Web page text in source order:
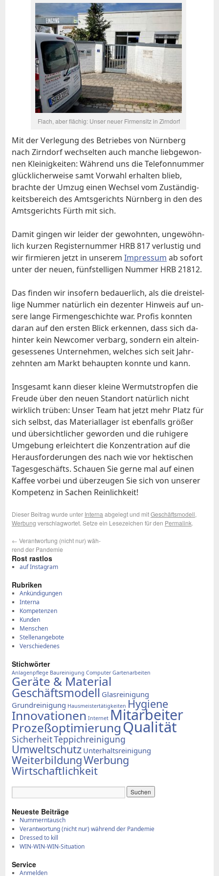
Flach, aber flä­chig: Un­ser neu­er Fir­men­sitz in Zirn­dorf
Mit der Ver­le­gung des Be­trie­bes von Nürn­berg
nach Zirn­dorf wech­sel­ten auch man­che lieb­ge­won­
nen Klei­nig­kei­ten: Wäh­rend uns die Te­le­fon­num­mer
glück­li­cher­wei­se samt Vor­wahl er­hal­ten blieb,
brach­te der Um­zug ei­nen Wech­sel vom Zu­stän­dig­
keits­be­reich des Amts­ge­richts Nürn­berg in den des
Amts­ge­richts Fürth mit sich.
Da­mit gin­gen wir lei­der der ge­wohn­ten, un­ge­wöhn­
lich kur­zen Re­gi­ster­num­mer HRB 817 ver­lu­stig und
wir fir­mie­ren jetzt in un­se­rem Im­pres­sum ab so­fort
un­ter der neu­en, fünf­stel­li­gen Num­mer HRB 21812.
Das fin­den wir in­so­fern be­dau­er­lich, als die drei­stel­
li­ge Num­mer na­tür­lich ein de­zen­ter Hin­weis auf un­
se­re lan­ge Fir­men­ge­schich­te war. Pro­fis konn­ten
dar­an auf den er­sten Blick er­ken­nen, dass sich da­
hin­ter kein New­co­mer ver­barg, son­dern ein alt­ein­
ge­ses­se­nes Un­ter­neh­men, wel­ches sich seit Jahr­
zehn­ten am Markt be­haup­ten konn­te und kann.
Ins­ge­samt kann die­ser klei­ne Wer­muts­trop­fen die
Freu­de über den neu­en Stand­ort na­tür­lich nicht
wirk­lich trü­ben: Un­ser Team hat jetzt mehr Platz für
sich selbst, das Ma­te­ri­al­la­ger ist eben­falls grö­ßer
und über­sicht­li­cher ge­wor­den und die ru­hi­ge­re
Um­ge­bung er­leich­tert die Kon­zen­tra­ti­on auf die
Her­aus­for­de­run­gen des nach wie vor hek­ti­schen
Ta­ges­ge­schäfts. Schau­en Sie ger­ne mal auf ei­nen
Kaf­fee vor­bei und über­zeu­gen Sie sich von un­se­rer
Kom­pe­tenz in Sa­chen Rein­lich­keit!
Dieser Beitrag wurde unter Interna abgelegt und mitGeschäftsmodell,
Werbung verschlagwortet. Setze ein Lesezeichen für den Permalink.
← Ver­ant­wor­tung (nicht nur) wäh­
rend der Pan­de­mie
Rost rast­los
auf Instagram
Ru­bri­ken
Ankündigungen
Interna
Kompetenzen
Kunden
Menschen
Stellenangebote
Verschiedenes
Stich­wör­ter
Anlagenpflege Baureinigung Computer Gartenarbeiten
Geräte & Material
Geschäftsmodell Glasreinigung
Grundreinigung Hausmeistertätigkeiten Hygiene
Innovationen Internet Mitarbeiter
ProzeßoptimierungQualität
SicherheitTeppichreinigung
Umweltschutz Unterhaltsreinigung
WeiterbildungWerbung
Wirtschaftlichkeit
Neue­ste Bei­trä­ge
Num­mern­tausch
Ver­ant­wor­tung (nicht nur) wäh­rend der Pan­de­mie
Dres­sed to kill
WIN-WIN-WIN-Si­tua­ti­on
Ser­vice
Anmelden